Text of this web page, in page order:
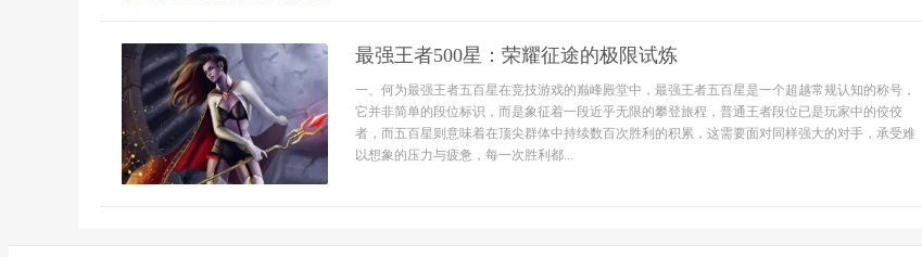
最强王者500星：荣耀征途的极限试炼
一、何为最强王者五百星在竞技游戏的巅峰殿堂中，最强王者五百星是一个超越常规认知的称号，
它并非简单的段位标识，而是象征着一段近乎无限的攀登旅程，普通王者段位已是玩家中的佼佼
者，而五百星则意味着在顶尖群体中持续数百次胜利的积累，这需要面对同样强大的对手，承受难
以想象的压力与疲惫，每一次胜利都...